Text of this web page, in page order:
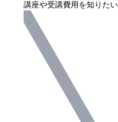
講座や受講費用を知りたい